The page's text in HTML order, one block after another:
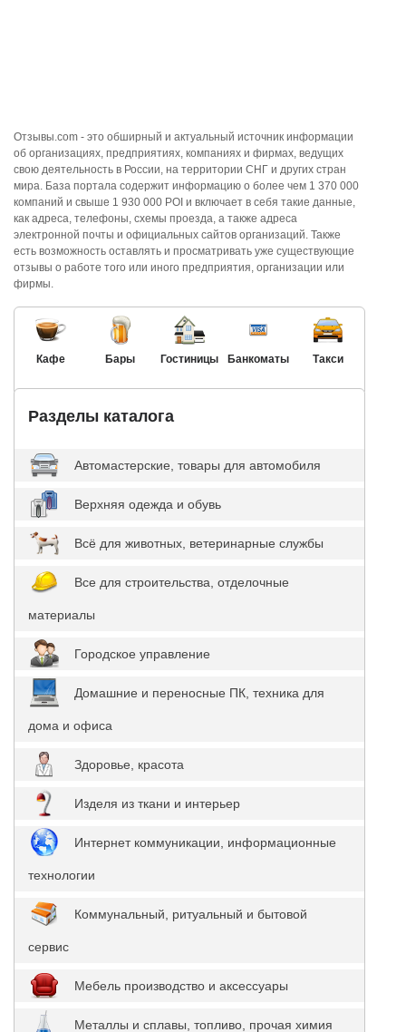
Отзывы.com - это обширный и актуальный источник информации
об организациях, предприятиях, компаниях и фирмах, ведущих
свою деятельность в России, на территории СНГ и других стран
мира. База портала содержит информацию о более чем 1 370 000
компаний и свыше 1 930 000 POI и включает в себя такие данные,
как адреса, телефоны, схемы проезда, а также адреса
электронной почты и официальных сайтов организаций. Также
есть возможность оставлять и просматривать уже существующие
отзывы о работе того или иного предприятия, организации или
фирмы.
Кафе Бары Гостиницы Банкоматы Такси
Разделы каталога
Автомастерские, товары для автомобиля
Верхняя одежда и обувь
Всё для животных, ветеринарные службы
Все для строительства, отделочные
материалы
Городское управление
Домашние и переносные ПК, техника для
дома и офиса
Здоровье, красота
Изделя из ткани и интерьер
Интернет коммуникации, информационные
технологии
Коммунальный, ритуальный и бытовой
сервис
Мебель производство и аксессуары
Металлы и сплавы, топливо, прочая химия